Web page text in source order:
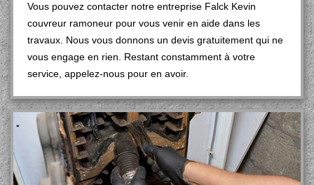
Vous pouvez contacter notre entreprise Falck Kevin
couvreur ramoneur pour vous venir en aide dans les
travaux. Nous vous donnons un devis gratuitement qui ne
vous engage en rien. Restant constamment à votre
service, appelez-nous pour en avoir.